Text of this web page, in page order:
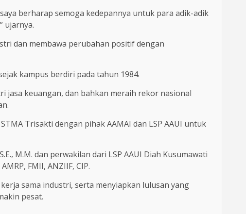
berharap semoga kedepannya untuk para adik-adik
ujarnya.
dan membawa perubahan positif dengan
kampus berdiri pada tahun 1984.
jasa keuangan, dan bahkan meraih rekor nasional
Trisakti dengan pihak AAMAI dan LSP AAUI untuk
M.M. dan perwakilan dari LSP AAUI Diah Kusumawati
FMII, ANZIIF, CIP.
sama industri, serta menyiapkan lulusan yang
pesat.